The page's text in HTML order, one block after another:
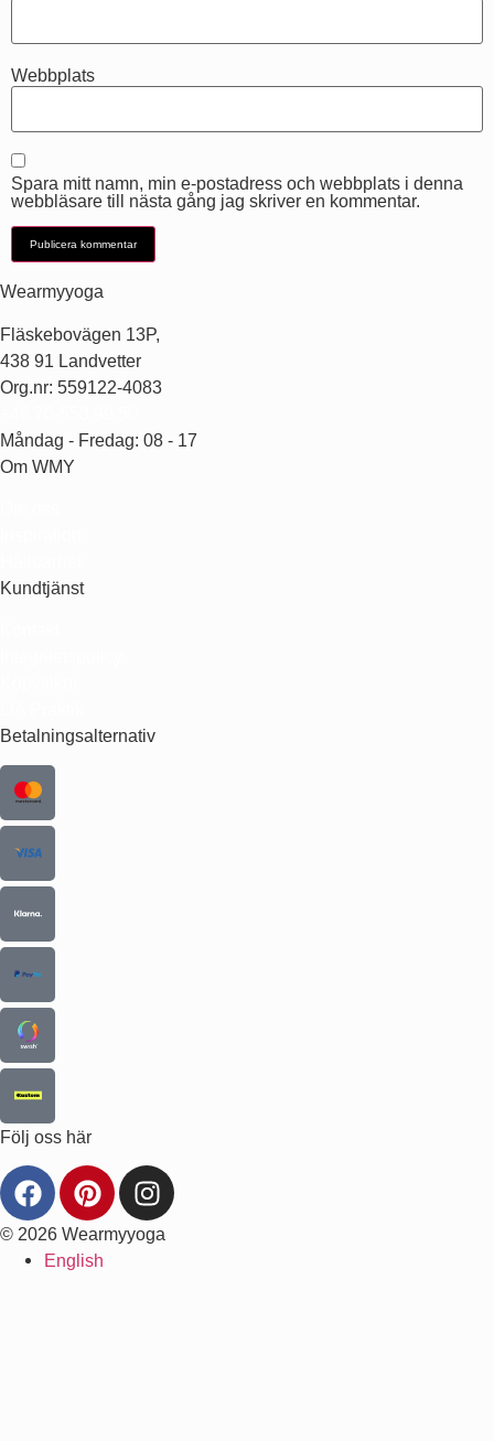
Webbplats
Spara mitt namn, min e-postadress och webbplats i denna
webbläsare till nästa gång jag skriver en kommentar.
Wearmyyoga
Fläskebovägen 13P,
438 91 Landvetter
Org.nr: 559122-4083
Måndag - Fredag: 08 - 17
Om WMY
Kundtjänst
Betalningsalternativ
Följ oss här
© 2026 Wearmyyoga
English